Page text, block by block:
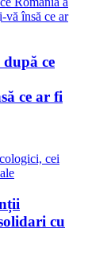
ce
ce ar fi
cu